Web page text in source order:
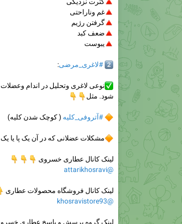
🔺غم وناراحتی
🔺گرفتن رژیم
🔺ضعف کبد
🔺
یبوست
2⃣#لاغری_مرضی:
✅نوعی لاغری وتحلیل در اندام
شود. مثل
👇
👇
🔶#آتروفی_کلیه ( کوچک شدن کلیه)
🔶مشکلات عضلانی که در آن یک پا یا
لینک کانال عطاری خسروی
👇
👇
👇
@attarikhosravi
لینک کانال فروشگاه محصولات عطاری
@khosravistore93
لینک گروه پرسش و پاسخ عطاری